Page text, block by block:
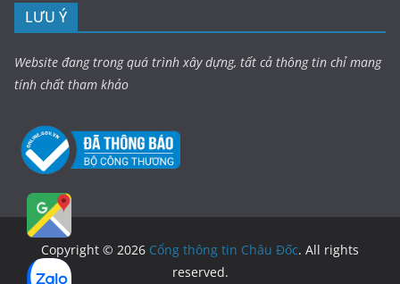
LƯU Ý
Website đang trong quá trình xây dựng, tất cả thông tin chỉ mang
tính chất tham khảo
Copyright © 2026 Cổng thông tin Châu Đốc. All rights
reserved.